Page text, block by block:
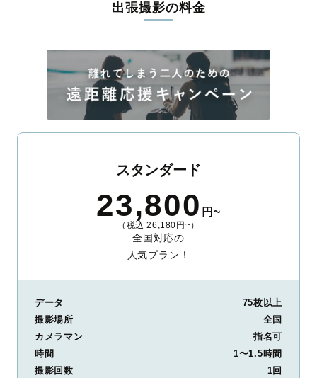
ィを身につけたプロのカメラマンが全国47都道府県に在籍してい
ます。創業10年のノウハウを活かし、思い出に残る素敵な撮影体
丁寧なレタッチで思い出を美しく仕上げます
撮影後は、独自の編集技術で写真の明るさや色合いを丁寧に調
整。自然な雰囲気を残しつつも、おしゃれで洗練された仕上がり
に。きっと「こんな写真を撮ってほしかった！」と思える一枚に
出会えます。まずは、ラブグラフの
出張撮影の料金
スタンダード
23,800 円~
（税込 26,180円~）
全国対応の
人気プラン！
データ
75枚以上
撮影場所
全国
カメラマン
指名可
時間
1〜1.5時間
撮影回数
1回